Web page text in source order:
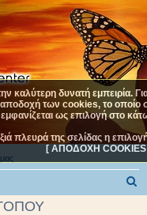
καλύτερη δυνατή εμπειρία.
των cookies, το οποίο
ως επιλογή στο
πλευρά της σελίδας η
[ ΑΠΟΔΟΧΗ